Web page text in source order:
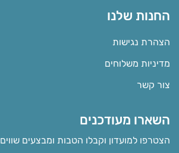
החנות שלנו
הצהרת נגישות
מדיניות משלוחים
צור קשר
השארו מעודכנים
הצטרפו למועדון וקבלו הטבות ומבצעים שווים